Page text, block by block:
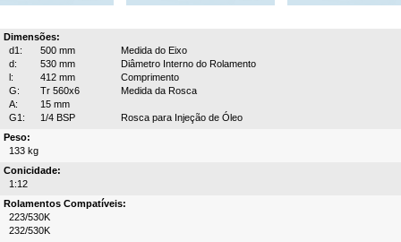
Dimensões:
d1:
500 mm
Medida do Eixo
d:
530 mm
Diâmetro Interno do Rolamento
l:
412 mm
Comprimento
G:
Tr 560x6
Medida da Rosca
A:
15 mm
G1:
1/4 BSP
Rosca para Injeção de Óleo
Peso:
133 kg
Conicidade:
1:12
Rolamentos Compatíveis:
223/530K
232/530K